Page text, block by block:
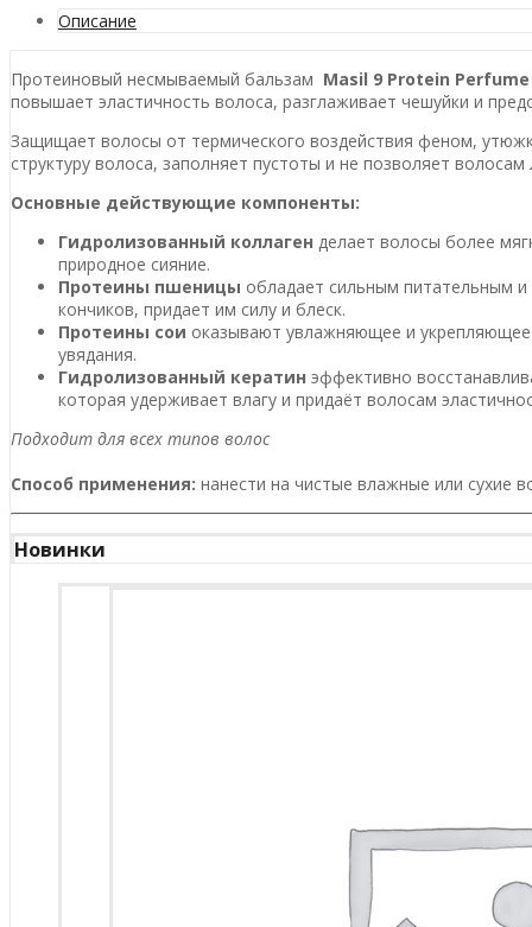
180мл
мая
2027)
Описание
Протеиновый несмываемый бальзам Masil 9 Protein
повышает эластичность волоса, разглаживает чешуйки и
Защищает волосы от термического воздействия феном,
структуру волоса, заполняет пустоты и не позволяет волосам
Основные действующие компоненты:
Гидролизованный коллаген делает волосы более
природное сияние.
Протеины пшеницы обладает сильным питательным
кончиков, придает им силу и блеск.
Протеины сои оказывают увлажняющее и
увядания.
Гидролизованный кератин эффективно
которая удерживает влагу и придаёт волосам
Подходит для всех типов волос
Способ применения: нанести на чистые влажные или сухие
Новинки